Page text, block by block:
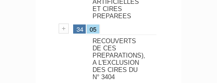
ARTIFICIELLES
ET CIRES
PREPAREES
34 05
RECOUVERTS
DE CES
PREPARATIONS),
A L'EXCLUSION
DES CIRES DU
N° 3404